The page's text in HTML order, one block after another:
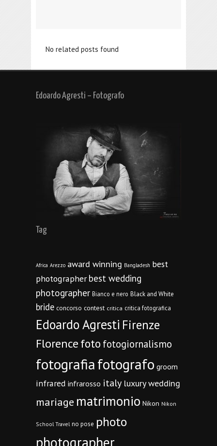
No related posts found
Edoardo Agresti – Fotografo
Tag
Africa Arezzo award winning Bangladesh best
photographer best wedding
photographer Bianco e nero Black and White
bride concorso contest critica critica fotografica
Edoardo Agresti Firenze
Florencefoto fotogiornalismo
fotografiafotografo groom
infrared infrarosso italy luxury wedding
mariage matrimonio Nikon Nikon
School Travel no pose photo